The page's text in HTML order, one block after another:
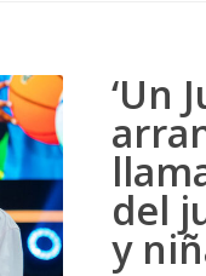
‘Un
del
y